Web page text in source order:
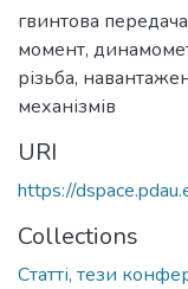
гвинтова передача
момент,
різьба,
механізмів
URI
https://
Collections
Статті, тези